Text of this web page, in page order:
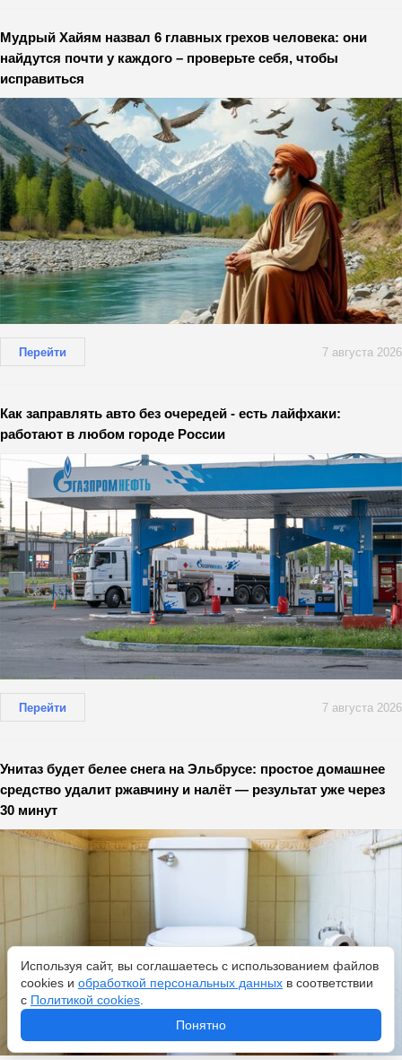
Мудрый Хайям назвал 6 главных грехов человека: они
найдутся почти у каждого – проверьте себя, чтобы
исправиться
Перейти 7 августа 2026
Как заправлять авто без очередей - есть лайфхаки:
работают в любом городе России
Перейти 7 августа 2026
Унитаз будет белее снега на Эльбрусе: простое домашнее
средство удалит ржавчину и налёт — результат уже через
30 минут
Используя сайт, вы соглашаетесь с использованием файлов
cookies и обработкой персональных данных в соответствии
с Политикой cookies
Понятно